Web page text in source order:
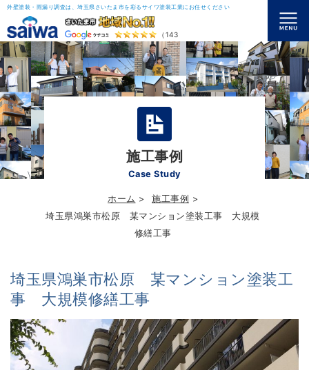
外壁塗装・雨漏り調査は、埼玉県さいたま市を彩るサイワ塗装工業にお任せください
（143）
施工事例
Case Study
ホーム
施工事例
埼玉県鴻巣市松原 某マンション塗装工事 大規模
修繕工事
埼玉県鴻巣市松原 某マンション塗装工
事 大規模修繕工事